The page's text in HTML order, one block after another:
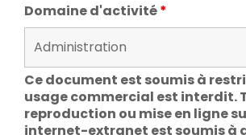
Domaine d'activité*
Ce document est soumis à
usage commercial est interdit.
reproduction ou mise en ligne
internet-extranet est soumis à